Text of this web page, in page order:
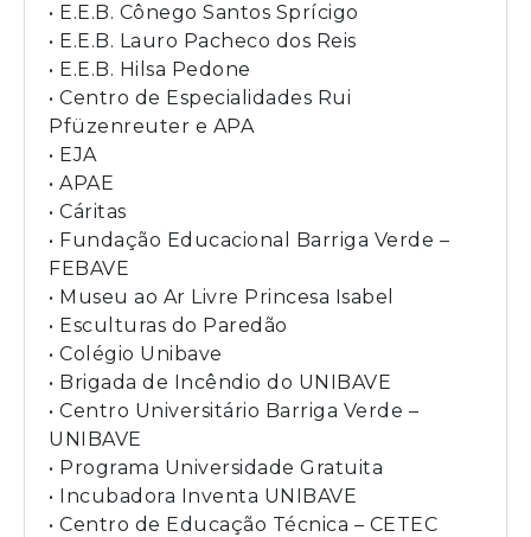
• E.E.B. Cônego Santos Sprícigo
• E.E.B. Lauro Pacheco dos Reis
• E.E.B. Hilsa Pedone
• Centro de Especialidades Rui
Pfüzenreuter e APA
• EJA
• APAE
• Cáritas
• Fundação Educacional Barriga Verde –
FEBAVE
• Museu ao Ar Livre Princesa Isabel
• Esculturas do Paredão
• Colégio Unibave
• Brigada de Incêndio do UNIBAVE
• Centro Universitário Barriga Verde –
UNIBAVE
• Programa Universidade Gratuita
• Incubadora Inventa UNIBAVE
• Centro de Educação Técnica – CETEC